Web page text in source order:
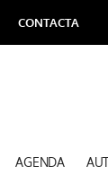
CONTACTA
AGENDA